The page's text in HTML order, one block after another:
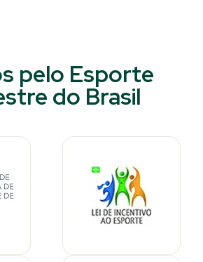
pelo Esporte
do Brasil​